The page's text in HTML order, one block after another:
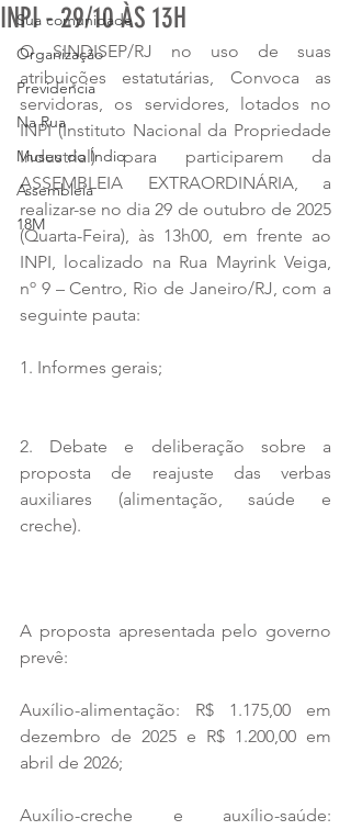
Sua comunidade
Organização
Previdencia
Na Rua
Museu do Índio
Assembleia
18M
INPI - 29/10 ÀS 13H
O SINDISEP/RJ no uso de suas
atribuições estatutárias, Convoca as
servidoras, os servidores, lotados no
INPI (Instituto Nacional da Propriedade
Industrial) para participarem da
ASSEMBLEIA EXTRAORDINÁRIA, a
realizar-se no dia 29 de outubro de 2025
(Quarta-Feira), às 13h00, em frente ao
INPI, localizado na Rua Mayrink Veiga,
nº 9 – Centro, Rio de Janeiro/RJ, com a
seguinte pauta:
1. Informes gerais;
2. Debate e deliberação sobre a
proposta de reajuste das verbas
auxiliares (alimentação, saúde e
creche).
A proposta apresentada pelo governo
prevê:
Auxílio-alimentação: R$ 1.175,00 em
dezembro de 2025 e R$ 1.200,00 em
abril de 2026;
Auxílio-creche e auxílio-saúde: